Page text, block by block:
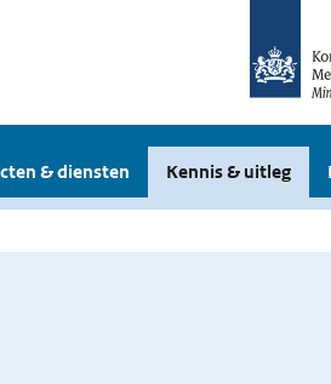
& diensten Kennis & uitleg